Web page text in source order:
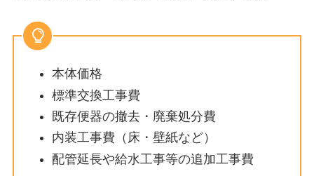
本体価格
標準交換工事費
既存便器の撤去・廃棄処分費
内装工事費（床・壁紙など）
配管延長や給水工事等の追加工事費